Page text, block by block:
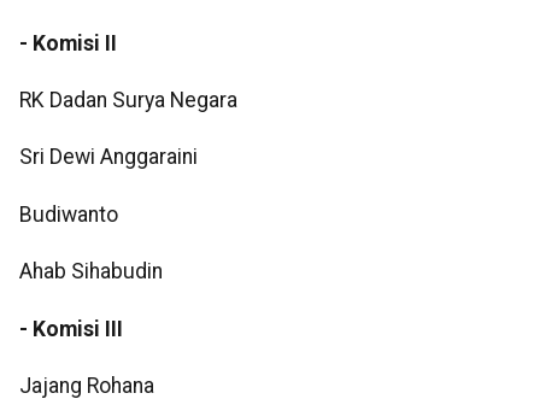
- Komisi II
RK Dadan Surya Negara
Sri Dewi Anggaraini
Budiwanto
Ahab Sihabudin
- Komisi III
Jajang Rohana